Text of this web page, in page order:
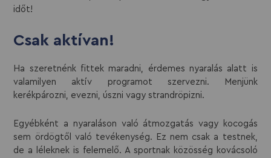
időt!
Csak aktívan!
Ha szeretnénk fittek maradni, érdemes nyaralás alatt is
valamilyen aktív programot szervezni. Menjünk
kerékpározni, evezni, úszni vagy strandröpizni.
Egyébként a nyaraláson való átmozgatás vagy kocogás
sem ördögtől való tevékenység. Ez nem csak a testnek,
de a léleknek is felemelő. A sportnak közösség kovácsoló